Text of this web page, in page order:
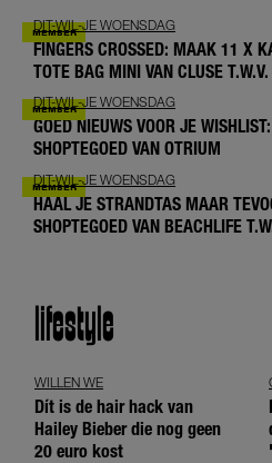
DIT-WIL-JE WOENSDAG
FINGERS CROSSED: MAAK 11 X
TOTE BAG MINI VAN CLUSE
DIT-WIL-JE WOENSDAG
GOED NIEUWS VOOR JE
SHOPTEGOED VAN OTRIUM
DIT-WIL-JE WOENSDAG
HAAL JE STRANDTAS MAAR
SHOPTEGOED VAN BEACHLIFE
lifestyle
WILLEN WE
Dít is de hair hack van
Hailey Bieber die nog geen
20 euro kost